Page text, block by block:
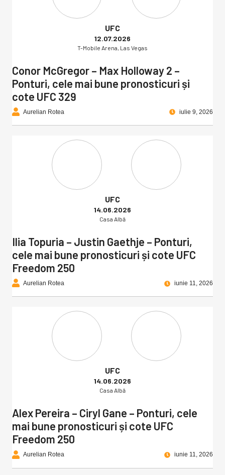
UFC
12.07.2026
T-Mobile Arena, Las Vegas
Conor McGregor – Max Holloway 2 –
Ponturi, cele mai bune pronosticuri și
cote UFC 329
Aurelian Rotea iulie 9, 2026
UFC
14.06.2026
Casa Albă
Ilia Topuria – Justin Gaethje – Ponturi,
cele mai bune pronosticuri și cote UFC
Freedom 250
Aurelian Rotea iunie 11, 2026
UFC
14.06.2026
Casa Albă
Alex Pereira – Ciryl Gane – Ponturi, cele
mai bune pronosticuri și cote UFC
Freedom 250
Aurelian Rotea iunie 11, 2026